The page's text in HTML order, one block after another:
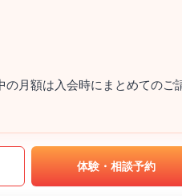
月額は入会時にまとめてのご
体験・相談予約